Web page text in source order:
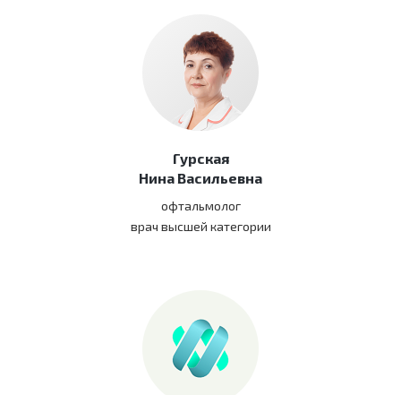
Гурская
Нина Васильевна
офтальмолог
врач высшей категории